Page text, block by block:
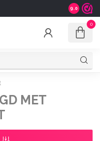
Shipping
9.0
0
MET